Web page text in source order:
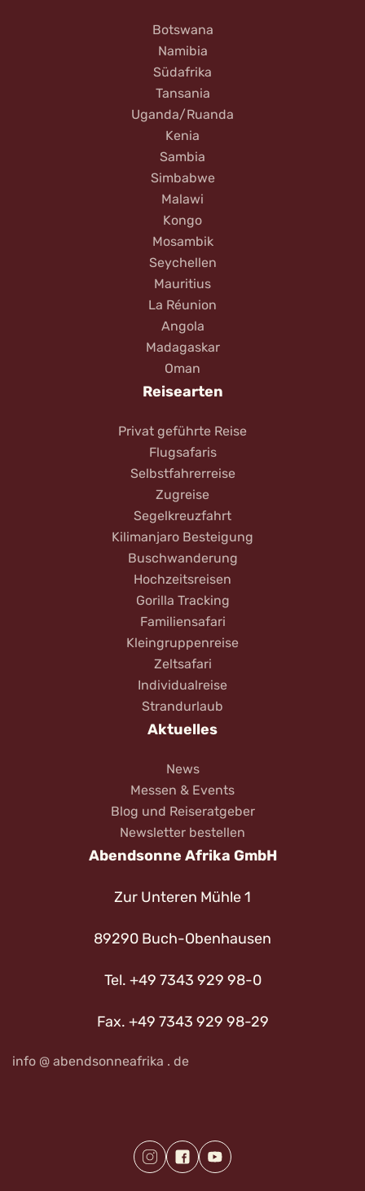
Botswana
Namibia
Südafrika
Tansania
Uganda/Ruanda
Kenia
Sambia
Simbabwe
Malawi
Kongo
Mosambik
Seychellen
Mauritius
La Réunion
Angola
Madagaskar
Oman
Reisearten
Privat geführte Reise
Flugsafaris
Selbstfahrerreise
Zugreise
Segelkreuzfahrt
Kilimanjaro Besteigung
Buschwanderung
Hochzeitsreisen
Gorilla Tracking
Familiensafari
Kleingruppenreise
Zeltsafari
Individualreise
Strandurlaub
Aktuelles
News
Messen & Events
Blog und Reiseratgeber
Newsletter bestellen
Abendsonne Afrika GmbH
Zur Unteren Mühle 1
89290 Buch-Obenhausen
Tel. +49 7343 929 98-0
Fax. +49 7343 929 98-29
info @ abendsonneafrika . de